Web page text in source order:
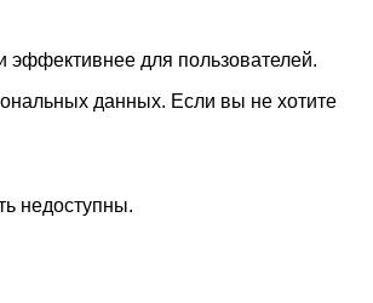
для пользователей.
данных. Если вы не хотите
недоступны.